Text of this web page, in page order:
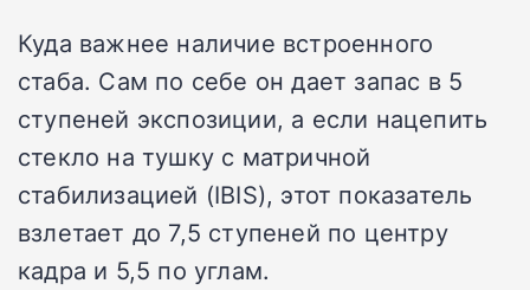
Куда важнее наличие встроенного
стаба. Сам по себе он дает запас в 5
ступеней экспозиции, а если нацепить
стекло на тушку с матричной
стабилизацией (IBIS), этот показатель
взлетает до 7,5 ступеней по центру
кадра и 5,5 по углам.